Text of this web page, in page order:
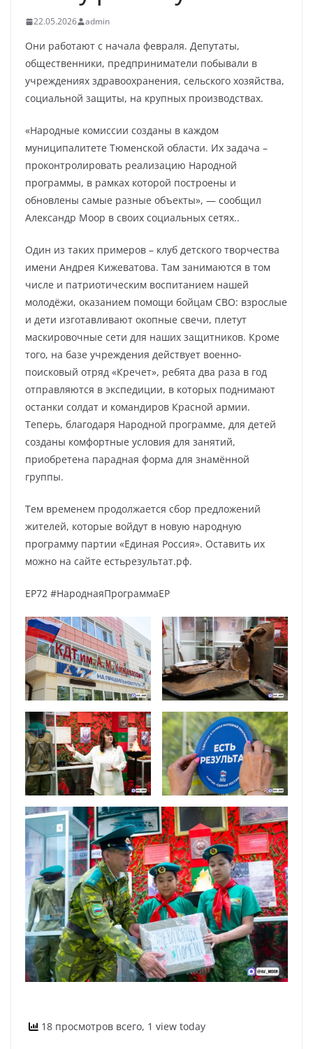
22.05.2026 admin
Они работают с начала февраля. Депутаты,
общественники, предприниматели побывали в
учреждениях здравоохранения, сельского хозяйства,
социальной защиты, на крупных производствах.
«Народные комиссии созданы в каждом
муниципалитете Тюменской области. Их задача –
проконтролировать реализацию Народной
программы, в рамках которой построены и
обновлены самые разные объекты», — сообщил
Александр Моор в своих социальных сетях..
Один из таких примеров – клуб детского творчества
имени Андрея Кижеватова. Там занимаются в том
числе и патриотическим воспитанием нашей
молодёжи, оказанием помощи бойцам СВО: взрослые
и дети изготавливают окопные свечи, плетут
маскировочные сети для наших защитников. Кроме
того, на базе учреждения действует военно-
поисковый отряд «Кречет», ребята два раза в год
отправляются в экспедиции, в которых поднимают
останки солдат и командиров Красной армии.
Теперь, благодаря Народной программе, для детей
созданы комфортные условия для занятий,
приобретена парадная форма для знамённой
группы.
Тем временем продолжается сбор предложений
жителей, которые войдут в новую народную
программу партии «Единая Россия». Оставить их
можно на сайте естьрезультат.рф.
ЕР72 #НароднаяПрограммаЕР
18 просмотров всего, 1 view today